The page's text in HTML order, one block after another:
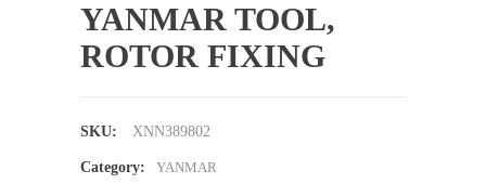
YANMAR TOOL,
ROTOR FIXING
SKU: XNN389802
Category: YANMAR